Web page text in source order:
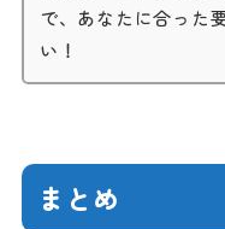
で、あなたに合った
い！
まとめ